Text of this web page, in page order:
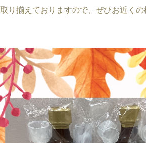
り揃えておりますので、ぜひお近く